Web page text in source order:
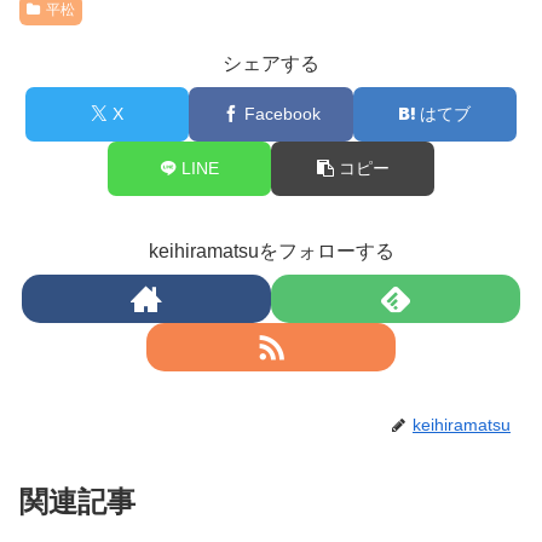
平松
シェアする
X Facebook はてブ
LINE コピー
keihiramatsuをフォローする
keihiramatsu
関連記事